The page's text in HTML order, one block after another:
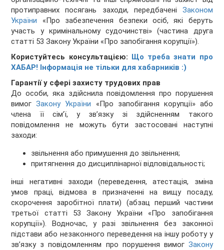
протиправних посягань заходи, передбачені Законом
України «Про забезпечення безпеки осіб, які беруть
участь у кримінальному судочинстві» (частина друга
статті 53 Закону України «Про запобігання корупції»).
Користуйтесь консультацією: Що треба знати про
ХАБАР! Інформація не тільки для хабарників :)
Гарантії у сфері захисту трудових прав
До особи, яка здійснила повідомлення про порушення
вимогЗакону України «Про запобігання корупції» або
члена її сім’ї, у звʼязку зі здійсненням такого
повідомлення не можуть бути застосовані наступні
заходи:
звільнення або примушення до звільнення;
притягнення до дисциплінарної відповідальності;
інші негативні заходи (переведення, атестація, зміна
умов праці, відмова в призначенні на вищу посаду,
скорочення заробітної плати) (абзац перший частини
третьої статті 53 Закону України «Про запобігання
корупції»). Водночас, у разі звільнення без законної
підстави або незаконного переведення на іншу роботу у
зв’язку з повідомленням про порушення вимог Закону